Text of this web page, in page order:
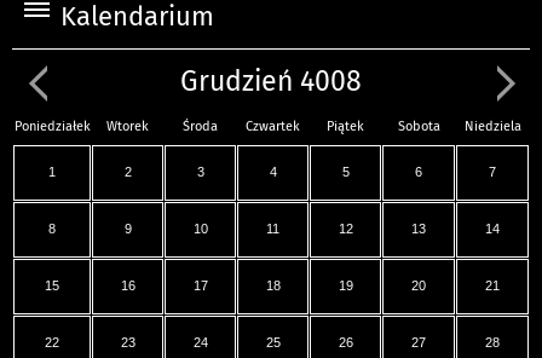
Kalendarium
Grudzień 4008
Poniedziałek Wtorek Środa Czwartek Piątek Sobota Niedziela
1 2 3 4 5 6 7
8 9 10 11 12 13 14
15 16 17 18 19 20 21
22 23 24 25 26 27 28